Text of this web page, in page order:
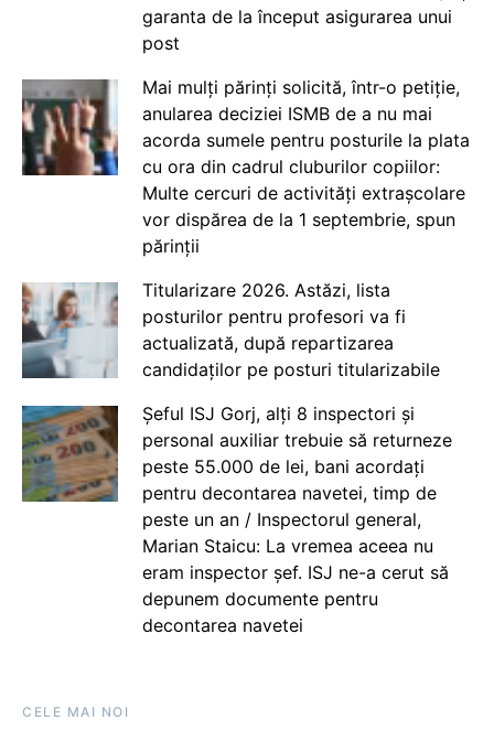
garanta de la început asigurarea unui
post
Mai mulți părinți solicită, într-o petiție,
anularea deciziei ISMB de a nu mai
acorda sumele pentru posturile la plata
cu ora din cadrul cluburilor copiilor:
Multe cercuri de activități extrașcolare
vor dispărea de la 1 septembrie, spun
părinții
Titularizare 2026. Astăzi, lista
posturilor pentru profesori va fi
actualizată, după repartizarea
candidaților pe posturi titularizabile
Șeful ISJ Gorj, alți 8 inspectori și
personal auxiliar trebuie să returneze
peste 55.000 de lei, bani acordați
pentru decontarea navetei, timp de
peste un an / Inspectorul general,
Marian Staicu: La vremea aceea nu
eram inspector șef. ISJ ne-a cerut să
depunem documente pentru
decontarea navetei
CELE MAI NOI